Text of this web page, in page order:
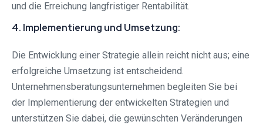
und die Erreichung langfristiger Rentabilität.
4. Implementierung und Umsetzung:
Die Entwicklung einer Strategie allein reicht nicht aus; eine
erfolgreiche Umsetzung ist entscheidend.
Unternehmensberatungsunternehmen begleiten Sie bei
der Implementierung der entwickelten Strategien und
unterstützen Sie dabei, die gewünschten Veränderungen